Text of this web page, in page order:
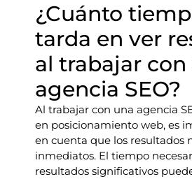
¿Cuánto
tarda en ver
al trabajar con
agencia SEO?
Al trabajar con una agencia
en posicionamiento web, es
en cuenta que los resultados
inmediatos. El tiempo
resultados significativos